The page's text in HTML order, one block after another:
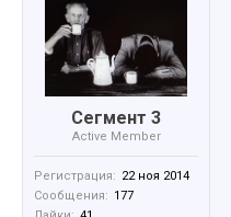
Сегмент 3
Active Member
Регистрация: 22 ноя 2014
Сообщения: 177